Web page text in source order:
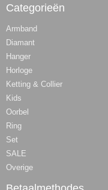
Categorieën
Armband
Diamant
Hanger
Horloge
Ketting & Collier
Kids
Oorbel
Ring
Set
SALE
Overige